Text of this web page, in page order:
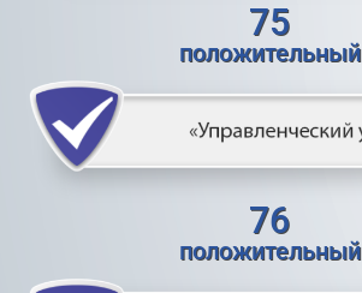
75
положительный
76
положительный